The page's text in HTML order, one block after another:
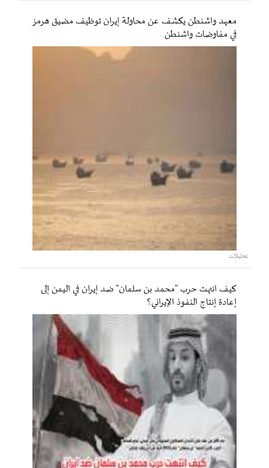
معهد واشنطن يكشف عن محاولة إيران توظيف مضيق هرمز
في مفاوضات واشنطن
تحليلات
كيف انتهت حرب "محمد بن سلمان" ضد إيران في اليمن إلى
إعادة إنتاج النفوذ الإيراني؟